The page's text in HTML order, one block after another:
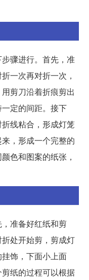
骤进行。首先，准
一次再对折一次，
剪刀沿着折痕剪出
定的间距。接下
线粘合，形成灯笼
，形成一个完整的
色和图案的纸张，
准备好红纸和剪
处开始剪，剪成灯
饰，下面小上面
纸的过程可以根据